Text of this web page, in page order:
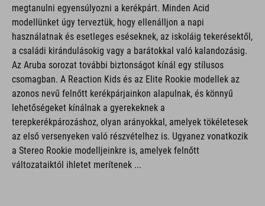
megtanulni egyensúlyozni a kerékpárt. Minden Acid
modellünket úgy terveztük, hogy ellenálljon a napi
használatnak és esetleges eséseknek, az iskoláig tekerésektől,
a családi kirándulásokig vagy a barátokkal való kalandozásig.
Az Aruba sorozat további biztonságot kínál egy stílusos
csomagban. A Reaction Kids és az Elite Rookie modellek az
azonos nevű felnőtt kerékpárjainkon alapulnak, és könnyű
lehetőségeket kínálnak a gyerekeknek a
terepkerékpározáshoz, olyan arányokkal, amelyek tökéletesek
az első versenyeken való részvételhez is. Ugyanez vonatkozik
a Stereo Rookie modelljeinkre is, amelyek felnőtt
változataiktól ihletet merítenek ...